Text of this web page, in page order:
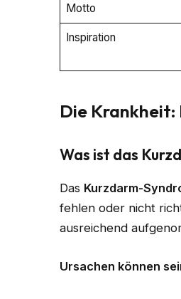
Motto
Inspiration
Die
Was ist das
Das Kurzdarm-
fehlen oder nicht
ausreichend
Ursachen können